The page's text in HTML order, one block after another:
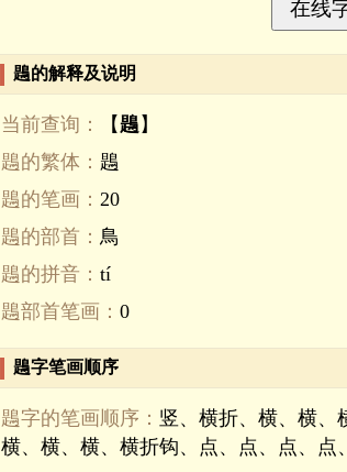
鶗的解释及说明
当前查询： 【鶗 】
鶗的繁体： 鶗
鶗的笔画： 20
鶗的部首： 鳥
鶗的拼音： tí
鶗部首笔画： 0
鶗字笔画顺序
鶗字的笔画顺序： 竖、横折、横、横、
横、横、横、横折钩、点、点、点、点、